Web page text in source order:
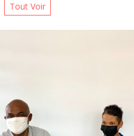
Tout Voir